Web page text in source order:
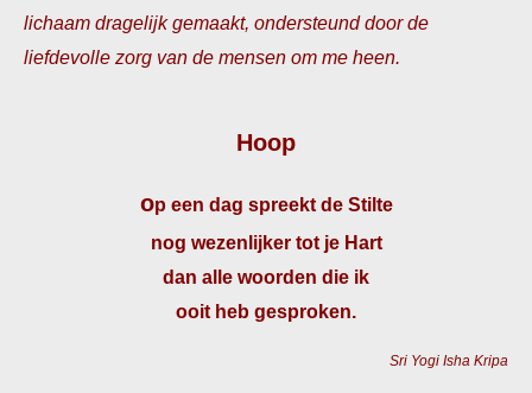
lichaam dragelijk gemaakt, ondersteund door de
liefdevolle zorg van de mensen om me heen.
Hoop
op een dag spreekt de Stilte
nog wezenlijker tot je Hart
dan alle woorden die ik
ooit heb gesproken.
Sri Yogi Isha Kripa